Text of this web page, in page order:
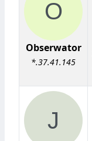
Obserwator
*.37.41.145